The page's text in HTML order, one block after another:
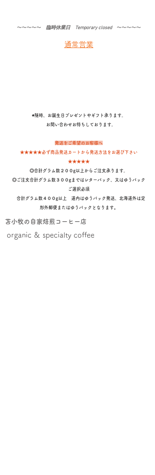
〜〜〜〜〜​ 臨時休業日 Temporary closed〜〜〜〜〜
通常営業
◉随時、お誕生日プレゼントやギフト承ります。
​ お問い合わせお待ちしております。
発送をご希望のお客様へ
★★★★★必ず商品発送カートから発送方法をお選び下さい
★★★★★
◎合計グラム数２００g以上からご注文承ります。
◎ご注文合計グラム数３００gまではレターパック、又はゆうパック
ご選択必須
合計グラム数４００g以上 道内はゆうパック発送、北海道外は定
形外郵便またはゆうパックとなります 。
苫小牧の自家焙煎コーヒー店
organic & specialty coffee